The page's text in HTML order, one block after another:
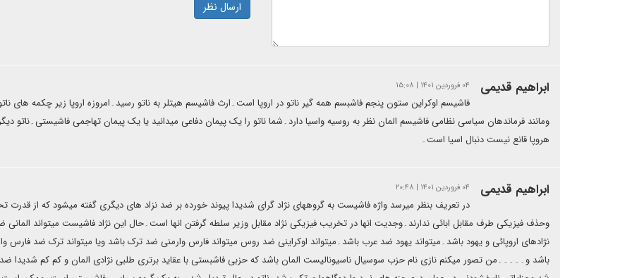
ارسال نظر
ابراهیم قدیمی ۰۴ فروردین ۱۴۰۱ | ۱۵:۰۸
فاشیسم اوکراین ستون پنجم فاشبسم همه گیر ناتو در اروپا است۔ارث فاشیسم هیتلر به ناتو رسید۔امروزه اروپا زیر چکمه های
ومانند فرماندهان سیاسی نظامی فاشیسم المان نظر به روسیه واسیا دارد۔شما ناتو را یک پیمان دفاعی میدانید یا یک پیمان تهاجمی فاشیستی۔ناتو
هروپا قانع نیست دنبال اسیا است۔
ابراهیم قدیمی ۰۴ فروردین ۱۴۰۱ | ۲۰:۴۸
در تعریف بنظر میرسد واژه فاشیست به گروههای نژاد گرای شدیدا پیوند خورده بر ضد نزاد های دیگری گفته میشود که از قدرت
وحذف فیزیکی طرف مقابل ابائی ندارند۔وجدیت انها در تخریب فیزیکی نژاد مقابل وزیر سلطه گرفتن انها است۔حال این نژاد فاشیست میتواند المانی
نژادهای اروپائی و یهود باشد۔میتواند یهود ضد عرب باشد۔میتواند اوکراینی ضد روس میتواند فارس وارمنی ضد ترک باشد ویا میتواند ترک ضد فارس
باشد و۔۔۔۔۔من تصور میکنم نازی نام حزب سوسیال ناسیونالیست المان باشد که حزبی فاشبستی با عقاید برتری طلبی نژادی المان و کم کم شدیدا